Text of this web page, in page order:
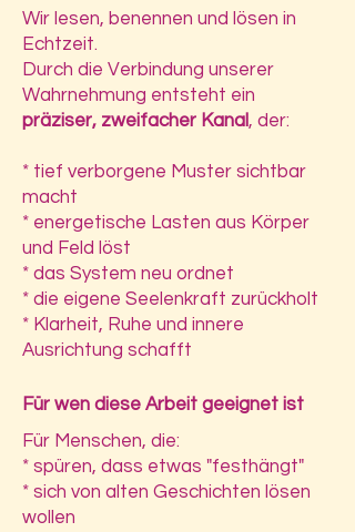
Wir lesen, benennen und lösen in
Echtzeit.
Durch die Verbindung unserer
Wahrnehmung entsteht ein
präziser, zweifacher Kanal, der:
* tief verborgene Muster sichtbar
macht
* energetische Lasten aus Körper
und Feld löst
* das System neu ordnet
* die eigene Seelenkraft zurückholt
* Klarheit, Ruhe und innere
Ausrichtung schafft
Für wen diese Arbeit geeignet ist
Für Menschen, die:
* spüren, dass etwas "festhängt"
* sich von alten Geschichten lösen
wollen